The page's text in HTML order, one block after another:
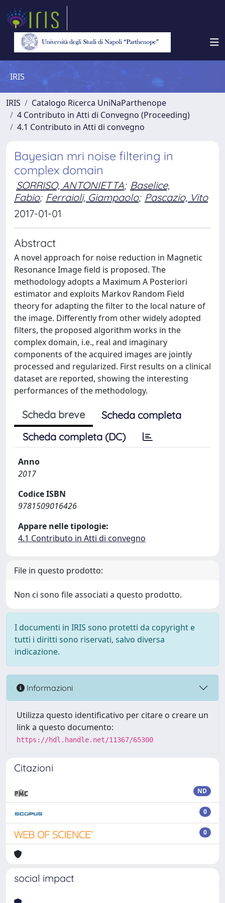
IRIS
IRIS
Catalogo Ricerca UniNaParthenope
4 Contributo in Atti di Convegno (Proceeding)
4.1 Contributo in Atti di convegno
Bayesian mri noise filtering in
complex domain
SORRISO, ANTONIETTA; Baselice,
Fabio; Ferraioli, Giampaolo; Pascazio, Vito
2017-01-01
Abstract
A novel approach for noise reduction in Magnetic
Resonance Image field is proposed. The
methodology adopts a Maximum A Posteriori
estimator and exploits Markov Random Field
theory for adapting the filter to the local nature of
the image. Differently from other widely adopted
filters, the proposed algorithm works in the
complex domain, i.e., real and imaginary
components of the acquired images are jointly
processed and regularized. First results on a clinical
dataset are reported, showing the interesting
performances of the methodology.
Scheda breve
Scheda completa
Scheda completa (DC)
Anno
2017
Codice ISBN
9781509016426
Appare nelle tipologie:
4.1 Contributo in Atti di convegno
File in questo prodotto:
Non ci sono file associati a questo prodotto.
I documenti in IRIS sono protetti da copyright e
tutti i diritti sono riservati, salvo diversa
indicazione.
Informazioni
Utilizza questo identificativo per citare o creare un
link a questo documento:
https://hdl.handle.net/11367/65300
Citazioni
ND
0
0
social impact